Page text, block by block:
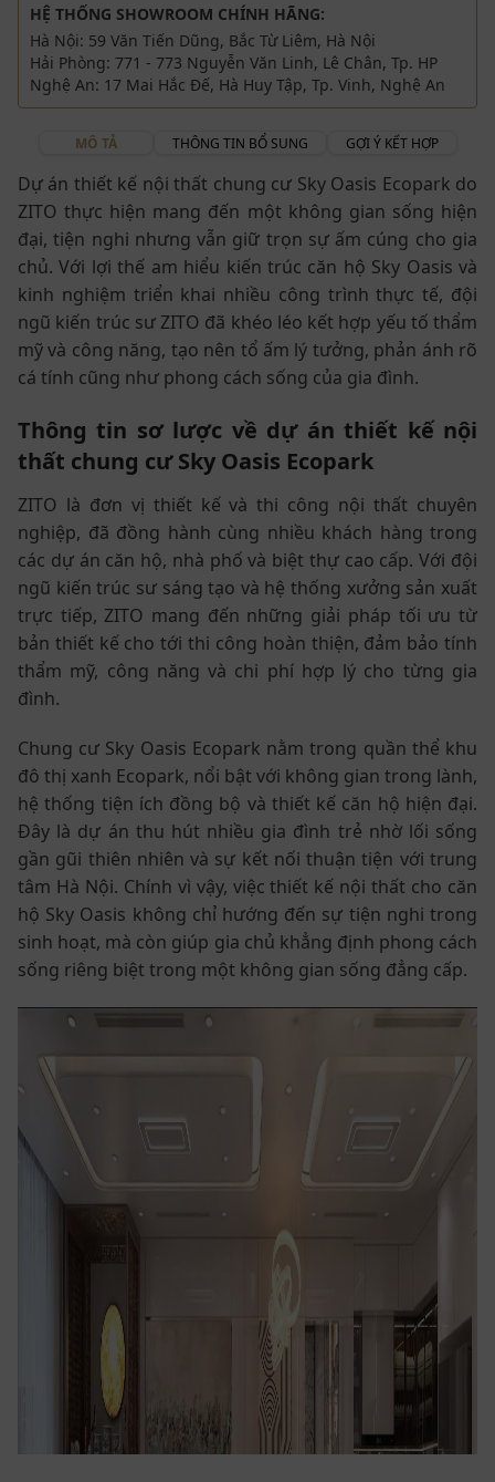
HỆ THỐNG SHOWROOM CHÍNH HÃNG:
Hà Nội: 59 Văn Tiến Dũng, Bắc Từ Liêm, Hà Nội
Hải Phòng: 771 - 773 Nguyễn Văn Linh, Lê Chân, Tp. HP
Nghệ An: 17 Mai Hắc Đế, Hà Huy Tập, Tp. Vinh, Nghệ An
MÔ TẢ THÔNG TIN BỔ SUNG GỢI Ý KẾT HỢP
Dự án thiết kế nội thất chung cư Sky Oasis Ecopark do
ZITO thực hiện mang đến một không gian sống hiện
đại, tiện nghi nhưng vẫn giữ trọn sự ấm cúng cho gia
chủ. Với lợi thế am hiểu kiến trúc căn hộ Sky Oasis và
kinh nghiệm triển khai nhiều công trình thực tế, đội
ngũ kiến trúc sư ZITO đã khéo léo kết hợp yếu tố thẩm
mỹ và công năng, tạo nên tổ ấm lý tưởng, phản ánh rõ
cá tính cũng như phong cách sống của gia đình.
Thông tin sơ lược về dự án thiết kế nội
thất chung cư Sky Oasis Ecopark
ZITO là đơn vị thiết kế và thi công nội thất chuyên
nghiệp, đã đồng hành cùng nhiều khách hàng trong
các dự án căn hộ, nhà phố và biệt thự cao cấp. Với đội
ngũ kiến trúc sư sáng tạo và hệ thống xưởng sản xuất
trực tiếp, ZITO mang đến những giải pháp tối ưu từ
bản thiết kế cho tới thi công hoàn thiện, đảm bảo tính
thẩm mỹ, công năng và chi phí hợp lý cho từng gia
đình.
Chung cư Sky Oasis Ecopark nằm trong quần thể khu
đô thị xanh Ecopark, nổi bật với không gian trong lành,
hệ thống tiện ích đồng bộ và thiết kế căn hộ hiện đại.
Đây là dự án thu hút nhiều gia đình trẻ nhờ lối sống
gần gũi thiên nhiên và sự kết nối thuận tiện với trung
tâm Hà Nội. Chính vì vậy, việc thiết kế nội thất cho căn
hộ Sky Oasis không chỉ hướng đến sự tiện nghi trong
sinh hoạt, mà còn giúp gia chủ khẳng định phong cách
sống riêng biệt trong một không gian sống đẳng cấp.